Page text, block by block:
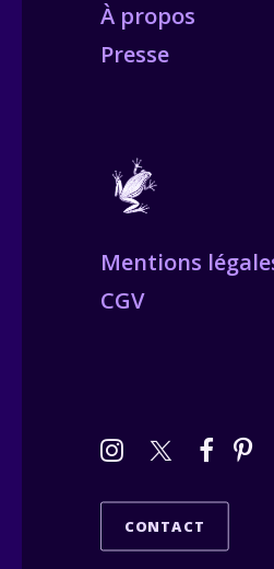
À propos
Presse
Mentions
CGV
CONTACT